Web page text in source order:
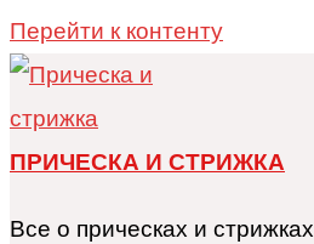
Перейти к контенту
ПРИЧЕСКА И СТРИЖКА
Все о прическах и стрижках